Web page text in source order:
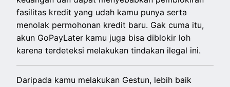
fasilitas kredit yang udah kamu punya serta
menolak permohonan kredit baru. Gak cuma itu,
akun GoPayLater kamu juga bisa diblokir loh
karena terdeteksi melakukan tindakan ilegal ini.
Daripada kamu melakukan Gestun, lebih baik